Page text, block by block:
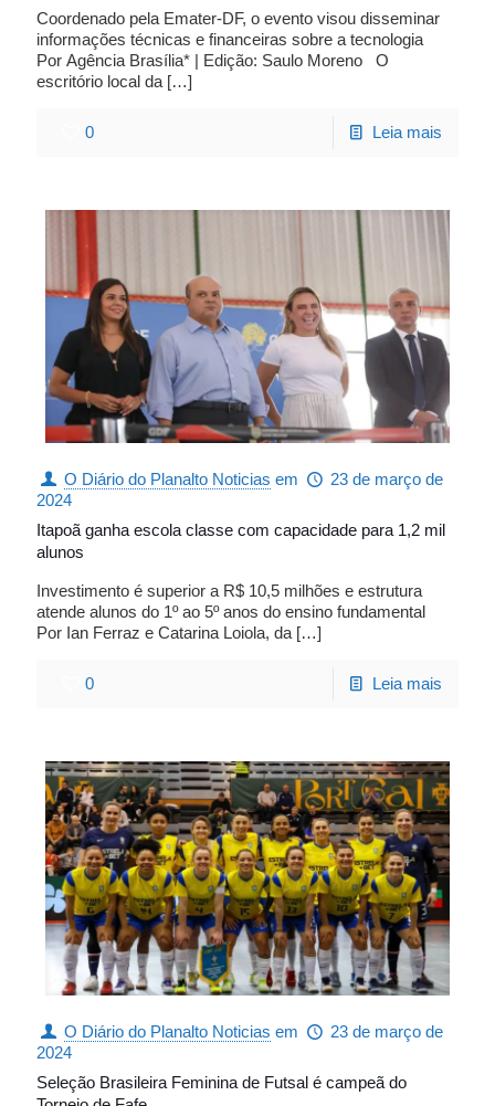
Coordenado pela Emater-DF, o evento visou disseminar
informações técnicas e financeiras sobre a tecnologia
Por Agência Brasília* | Edição: Saulo Moreno O
escritório local da […]
0 Leia mais
O Diário do Planalto Noticias em
23 de março de
2024
Itapoã ganha escola classe com capacidade para 1,2 mil
alunos
Investimento é superior a R$ 10,5 milhões e estrutura
atende alunos do 1º ao 5º anos do ensino fundamental
Por Ian Ferraz e Catarina Loiola, da […]
0 Leia mais
O Diário do Planalto Noticias em
23 de março de
2024
Seleção Brasileira Feminina de Futsal é campeã do